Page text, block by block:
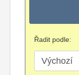
Řadit podle: